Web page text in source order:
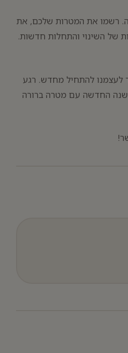
רשמו את המטרות שלכם, את
של השינוי והתחלות חדשות.
לעצמנו להתחיל מחדש. רגע
החדשה עם מטרה ברורה